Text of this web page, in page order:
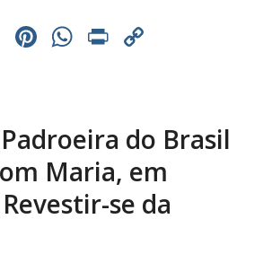
X Pinterest
WhatsApp
Print
do Brasil
Maria, em
se da